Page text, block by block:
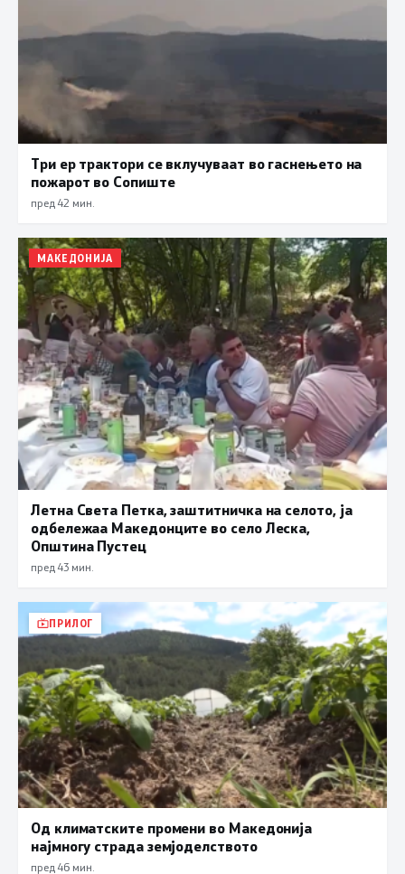
Три ер трактори се вклучуваат во гаснењето на
пожарот во Сопиште
пред 42 мин.
МАКЕДОНИЈА
Летна Света Петка, заштитничка на селото, ја
одбележаа Македонците во село Леска,
Општина Пустец
пред 43 мин.
ПРИЛОГ
Од климатските промени во Македонија
најмногу страда земјоделството
пред 46 мин.